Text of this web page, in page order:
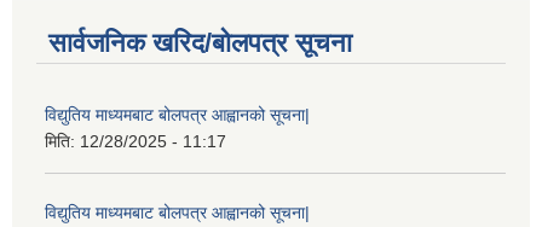
सार्वजनिक खरिद/बोलपत्र सूचना
विद्युतिय माध्यमबाट बोलपत्र आह्वानको सूचना|
मिति: 12/28/2025 - 11:17
विद्युतिय माध्यमबाट बोलपत्र आह्वानको सूचना|